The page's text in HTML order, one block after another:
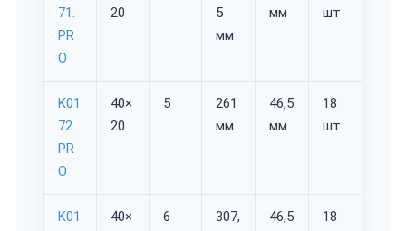
71.
PR
O
20
5
мм
мм
шт
K01
72.
PR
O
40×
20
5
261
мм
46,5
мм
18
шт
K01
40×
6
307,
46,5
18